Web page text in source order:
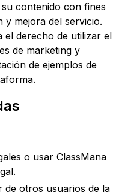
contenido con fines
y mejora del servicio.
el derecho de utilizar el
de marketing y
de ejemplos de
o usar ClassMana
de otros usuarios de la